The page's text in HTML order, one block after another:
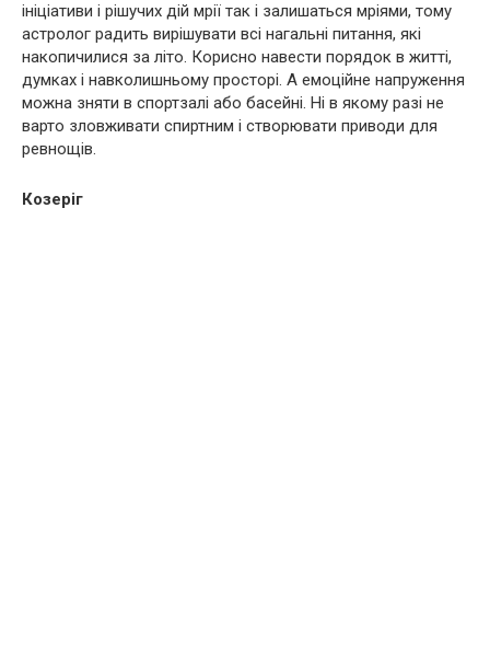
ініціативи і рішучих дій мрії так і залишаться мріями, тому
астролог радить вирішувати всі нагальні питання, які
накопичилися за літо. Корисно навести порядок в житті,
думках і навколишньому просторі. А емоційне напруження
можна зняти в спортзалі або басейні. Ні в якому разі не
варто зловживати спиртним і створювати приводи для
ревнощів.
Козеріг